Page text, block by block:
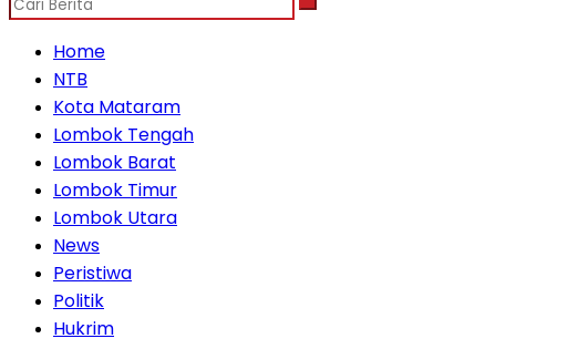
Home
NTB
Kota Mataram
Lombok Tengah
Lombok Barat
Lombok Timur
Lombok Utara
News
Peristiwa
Politik
Hukrim